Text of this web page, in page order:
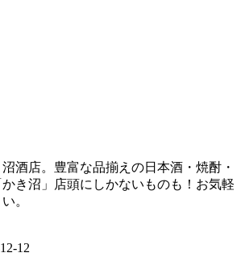
酒店。豊富な品揃えの日本酒・焼酎・
き沼」店頭にしかないものも！お気軽
。
12